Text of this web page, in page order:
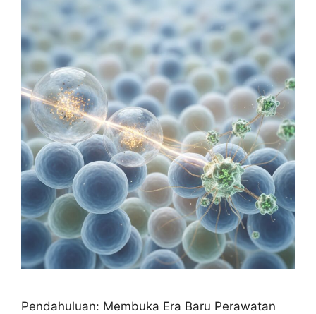
Pendahuluan: Membuka Era Baru Perawatan